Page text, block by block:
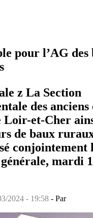
pour l’AG
z La Section
des
Loir-et-Cher
de baux
conjointement
générale, mardi
2024 - 19:58 - Par